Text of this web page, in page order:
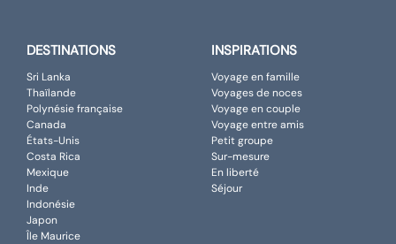
DESTINATIONS
Sri Lanka
Thaïlande
Polynésie française
Canada
États-Unis
Costa Rica
Mexique
Inde
Indonésie
Japon
Île Maurice
INSPIRATIONS
Voyage en famille
Voyages de noces
Voyage en couple
Voyage entre amis
Petit groupe
Sur-mesure
En liberté
Séjour